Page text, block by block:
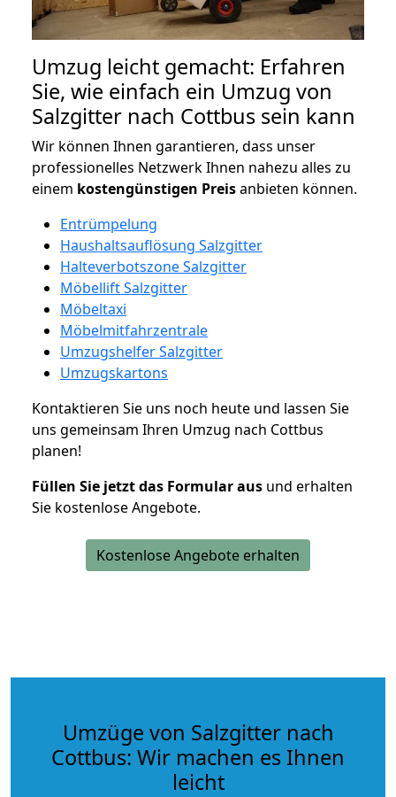
Umzug leicht gemacht: Erfahren
Sie, wie einfach ein Umzug von
Salzgitter nach Cottbus sein kann
Wir können Ihnen garantieren, dass unser
professionelles Netzwerk Ihnen nahezu alles zu
einem kostengünstigen Preisanbieten können.
Entrümpelung
Haushaltsauflösung Salzgitter
Halteverbotszone Salzgitter
Möbellift Salzgitter
Möbeltaxi
Möbelmitfahrzentrale
Umzugshelfer Salzgitter
Umzugskartons
Kontaktieren Sie uns noch heute und lassen Sie
uns gemeinsam Ihren Umzug nach Cottbus
planen!
Füllen Sie jetzt das Formular aus und erhalten
Sie kostenlose Angebote.
Kostenlose Angebote erhalten
Umzüge von Salzgitter nach
Cottbus: Wir machen es Ihnen
leicht